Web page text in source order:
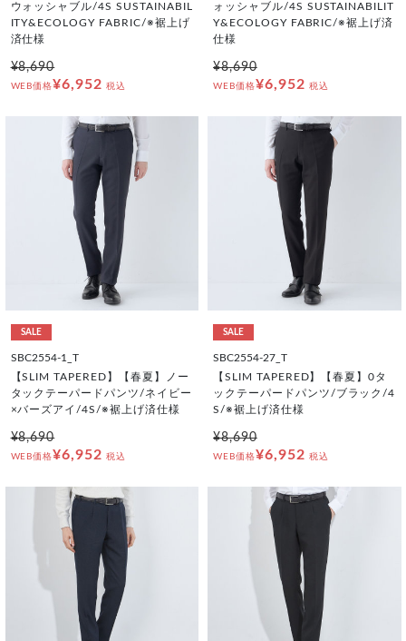
ウォッシャブル/4S SUSTAINABIL
ITY&ECOLOGY FABRIC/※裾上げ
済仕様
¥8,690
WEB価格¥6,952 税込
ォッシャブル/4S SUSTAINABILIT
Y&ECOLOGY FABRIC/※裾上げ済
仕様
¥8,690
WEB価格¥6,952 税込
SALE
SBC2554-1_T
【SLIM TAPERED】【春夏】ノー
タックテーパードパンツ/ネイビー
×バーズアイ/4S/※裾上げ済仕様
¥8,690
WEB価格¥6,952 税込
SALE
SBC2554-27_T
【SLIM TAPERED】【春夏】0タ
ックテーパードパンツ/ブラック/4
S/※裾上げ済仕様
¥8,690
WEB価格¥6,952 税込